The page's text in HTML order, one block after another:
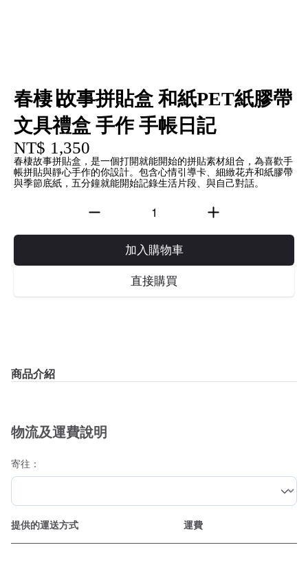
春棲∣故事拼貼盒 和紙PET紙膠帶
文具禮盒 手作 手帳日記
NT$ 1,350
春棲故事拼貼盒，是一個打開就能開始的拼貼素材組合，為喜歡手
帳拼貼與靜心手作的你設計。包含心情引導卡、細緻花卉和紙膠帶
與季節底紙，五分鐘就能開始記錄生活片段、與自己對話。
加入購物車
直接購買
商品介紹
物流及運費說明
寄往：
提供的運送方式 運費